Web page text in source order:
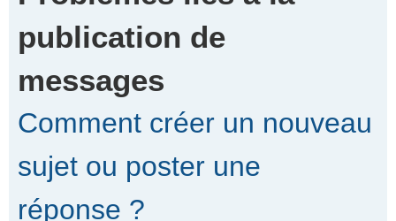
publication de
messages
Comment créer un nouveau
sujet ou poster une
réponse ?